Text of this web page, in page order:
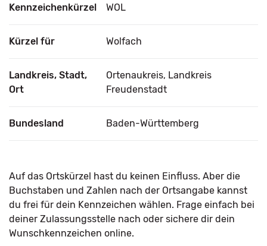
Kennzeichenkürzel WOL
Kürzel für Wolfach
Landkreis, Stadt,
Ort
Ortenaukreis, Landkreis
Freudenstadt
Bundesland Baden-Württemberg
Auf das Ortskürzel hast du keinen Einfluss. Aber die
Buchstaben und Zahlen nach der Ortsangabe kannst
du frei für dein Kennzeichen wählen. Frage einfach bei
deiner Zulassungsstelle nach oder sichere dir dein
Wunschkennzeichen online.